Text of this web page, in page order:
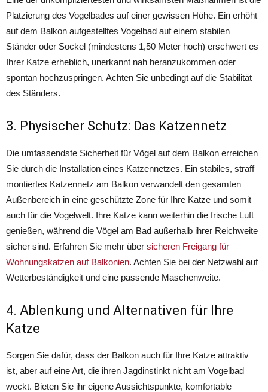
Platzierung des Vogelbades auf einer gewissen Höhe. Ein erhöht
auf dem Balkon aufgestelltes Vogelbad auf einem stabilen
Ständer oder Sockel (mindestens 1,50 Meter hoch) erschwert es
Ihrer Katze erheblich, unerkannt nah heranzukommen oder
spontan hochzuspringen. Achten Sie unbedingt auf die Stabilität
des Ständers.
3. Physischer Schutz: Das Katzennetz
Die umfassendste Sicherheit für Vögel auf dem Balkon erreichen
Sie durch die Installation eines Katzennetzes. Ein stabiles, straff
montiertes Katzennetz am Balkon verwandelt den gesamten
Außenbereich in eine geschützte Zone für Ihre Katze und somit
auch für die Vogelwelt. Ihre Katze kann weiterhin die frische Luft
genießen, während die Vögel am Bad außerhalb ihrer Reichweite
sicher sind. Erfahren Sie mehr über sicheren Freigang für
Wohnungskatzen auf Balkonien. Achten Sie bei der Netzwahl auf
Wetterbeständigkeit und eine passende Maschenweite.
4. Ablenkung und Alternativen für Ihre
Katze
Sorgen Sie dafür, dass der Balkon auch für Ihre Katze attraktiv
ist, aber auf eine Art, die ihren Jagdinstinkt nicht am Vogelbad
weckt. Bieten Sie ihr eigene Aussichtspunkte, komfortable